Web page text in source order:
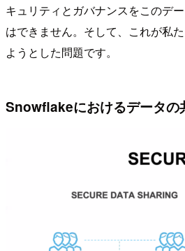
キュリティとガバナンスをこのデ
はできません。そして、これが私
ようとした問題です。
Snowflakeにおけるデータの